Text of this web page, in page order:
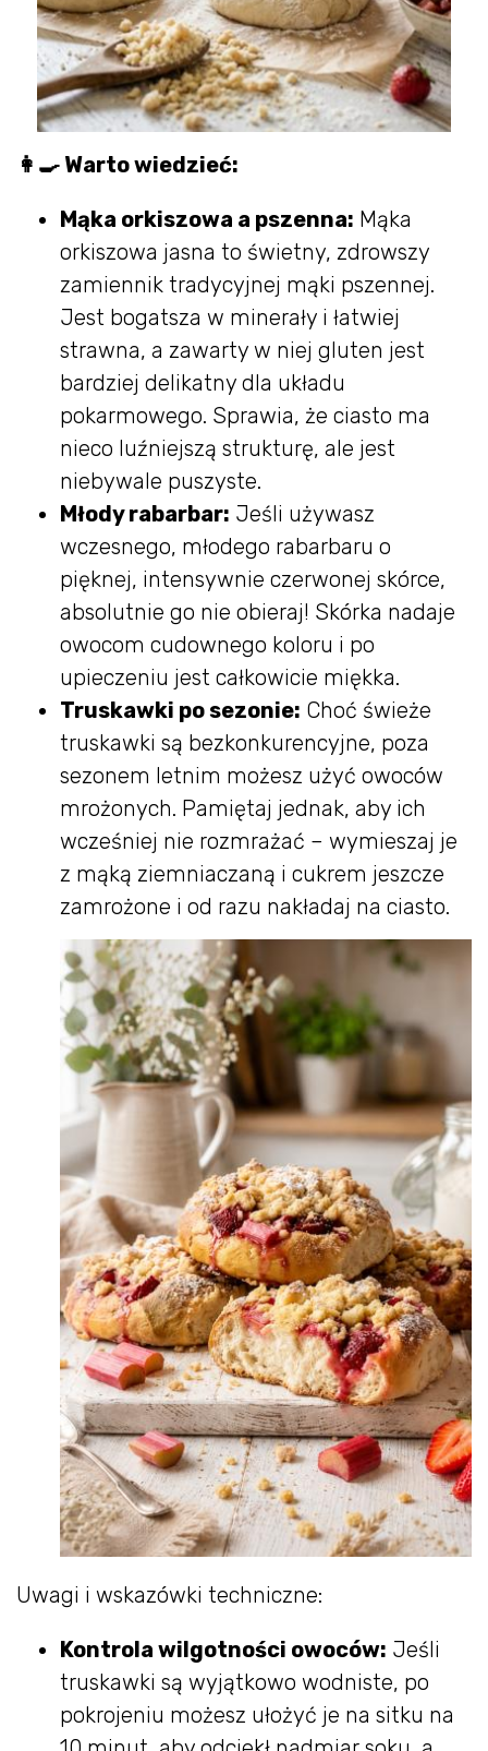
👩‍🍳 Warto wiedzieć:
Mąka orkiszowa a pszenna: Mąka
orkiszowa jasna to świetny, zdrowszy
zamiennik tradycyjnej mąki pszennej.
Jest bogatsza w minerały i łatwiej
strawna, a zawarty w niej gluten jest
bardziej delikatny dla układu
pokarmowego. Sprawia, że ciasto ma
nieco luźniejszą strukturę, ale jest
niebywale puszyste.
Młody rabarbar: Jeśli używasz
wczesnego, młodego rabarbaru o
pięknej, intensywnie czerwonej skórce,
absolutnie go nie obieraj! Skórka nadaje
owocom cudownego koloru i po
upieczeniu jest całkowicie miękka.
Truskawki po sezonie: Choć świeże
truskawki są bezkonkurencyjne, poza
sezonem letnim możesz użyć owoców
mrożonych. Pamiętaj jednak, aby ich
wcześniej nie rozmrażać – wymieszaj je
z mąką ziemniaczaną i cukrem jeszcze
zamrożone i od razu nakładaj na ciasto.
Uwagi i wskazówki techniczne:
Kontrola wilgotności owoców: Jeśli
truskawki są wyjątkowo wodniste, po
pokrojeniu możesz ułożyć je na sitku na